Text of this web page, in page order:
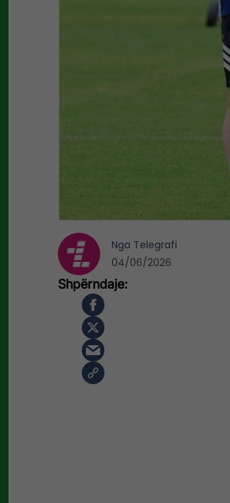
Nga Telegrafi
04/06/2026